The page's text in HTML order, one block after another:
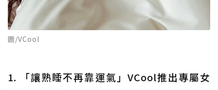
圖/VCool
1. 「讓熟睡不再靠運氣」VCool推出專屬女